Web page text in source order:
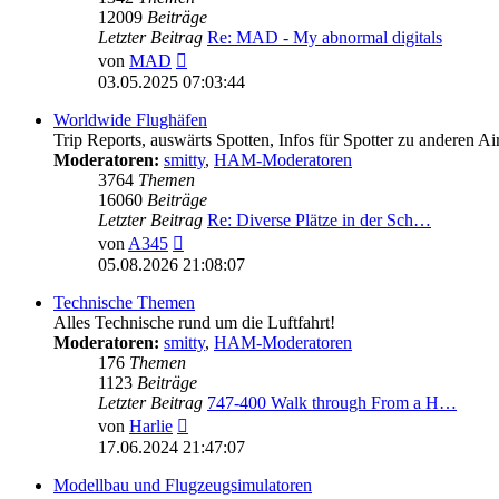
12009 Beiträge
Letzter Beitrag Re: MAD - My abnormal digitals
von MAD
Beitrag
03.05.2025 07:03:44
Worldwide Flughäfen
Trip Reports, auswärts Spotten, Infos für Spotter zu anderen
Moderatoren: smitty, HAM-Moderatoren
3764 Themen
16060 Beiträge
Letzter Beitrag Re: Diverse Plätze in der Sch…
vonA345
Beitrag
05.08.2026 21:08:07
Technische Themen
Alles Technische rund um die Luftfahrt!
Moderatoren: smitty, HAM-Moderatoren
176 Themen
1123 Beiträge
Letzter Beitrag 747-400 Walk through From a H…
von Harlie
Beitrag
17.06.2024 21:47:07
Modellbau und Flugzeugsimulatoren